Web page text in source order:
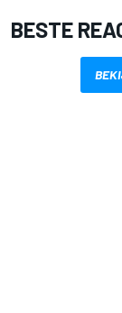
BESTE